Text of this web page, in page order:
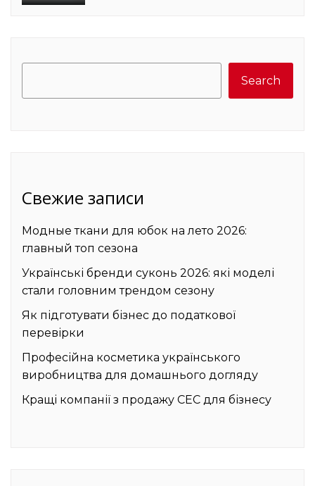
Search
Свежие записи
Модные ткани для юбок на лето 2026:
главный топ сезона
Українські бренди суконь 2026: які моделі
стали головним трендом сезону
Як підготувати бізнес до податкової
перевірки
Професійна косметика українського
виробництва для домашнього догляду
Кращі компанії з продажу СЕС для бізнесу